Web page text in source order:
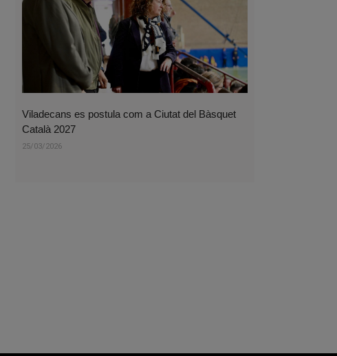
Viladecans es postula com a Ciutat del Bàsquet
Català 2027
25/03/2026